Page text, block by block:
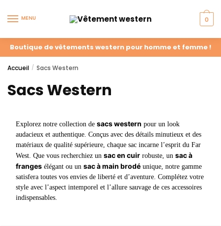
MENU 0
Boutique de vêtements western pour homme et femme !
Accueil / Sacs Western
Sacs Western
Explorez notre collection de sacs western pour un look
audacieux et authentique. Conçus avec des détails minutieux et des
matériaux de qualité supérieure, chaque sac incarne l’esprit du Far
West. Que vous recherchiez un sac en cuirrobuste, un sac à
frangesélégant ou un sac à main brodéunique, notre gamme
satisfera toutes vos envies de liberté et d’aventure. Complétez votre
style avec l’aspect intemporel et l’allure sauvage de ces accessoires
indispensables.